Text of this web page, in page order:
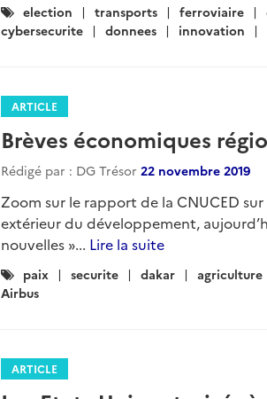
Catégories
:
election transports ferroviaire
cybersecurite
donnees innovation
ARTICLE
Brèves économiques
Rédigé par : DG Trésor 22 novembre 2019
Zoom sur le rapport de la CNUCED
extérieur du développement,
nouvelles »... Lire la suite
Catégories
:
paix securite dakar agriculture
Airbus
ARTICLE